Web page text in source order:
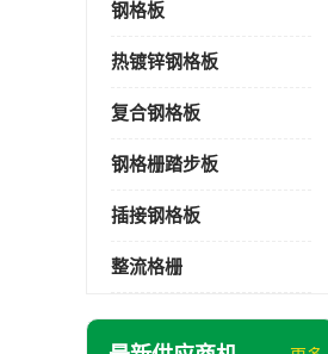
钢格板
热镀锌钢格板
复合钢格板
钢格栅踏步板
插接钢格板
整流格栅